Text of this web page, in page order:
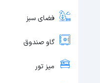
فضای سبز
گاو صندوق
میز تور